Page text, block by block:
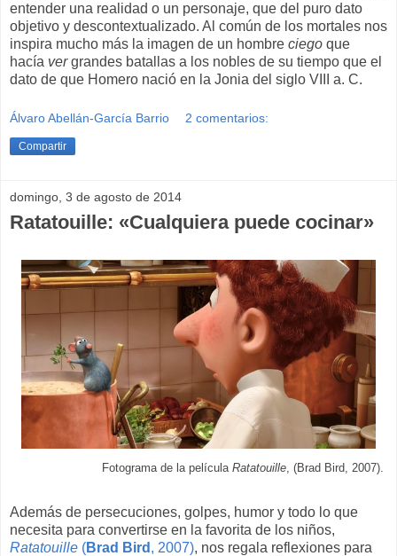
entender una realidad o un personaje, que del puro dato
objetivo y descontextualizado. Al común de los mortales nos
inspira mucho más la imagen de un hombre ciego que
hacía vergrandes batallas a los nobles de su tiempo que el
dato de que Homero nació en la Jonia del siglo VIII a. C.
Álvaro Abellán-García Barrio 2 comentarios:
Compartir
domingo, 3 de agosto de 2014
Ratatouille: «Cualquiera puede cocinar»
Fotograma de la película Ratatouille , (Brad Bird, 2007).
Además de persecuciones, golpes, humor y todo lo que
necesita para convertirse en la favorita de los niños,
Ratatouille (Brad Bird , 2007), nos regala reflexiones para